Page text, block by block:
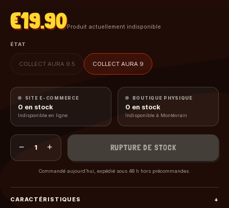
€19.90Produit actuellement indisponible
ÉTAT
COLLECT AURA 9.5 COLLECT AURA 9
SITE E-COMMERCE
0 en stock
Indisponible en ligne
BOUTIQUE PHYSIQUE
0 en stock
Indisponible à Montévrain
− 1 + RUPTURE DE STOCK
Commandé aujourd’hui, expédié sous 48 h hors précommandes.
CARACTÉRISTIQUES +